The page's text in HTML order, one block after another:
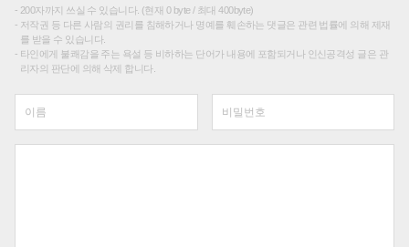
200자까지 쓰실 수 있습니다. (현재 0 byte / 최대 400byte)
저작권 등 다른 사람의 권리를 침해하거나 명예를 훼손하는 댓글은 관련 법률에 의해 제재
를 받을 수 있습니다.
타인에게 불쾌감을 주는 욕설 등 비하하는 단어가 내용에 포함되거나 인신공격성 글은 관
리자의 판단에 의해 삭제 합니다.